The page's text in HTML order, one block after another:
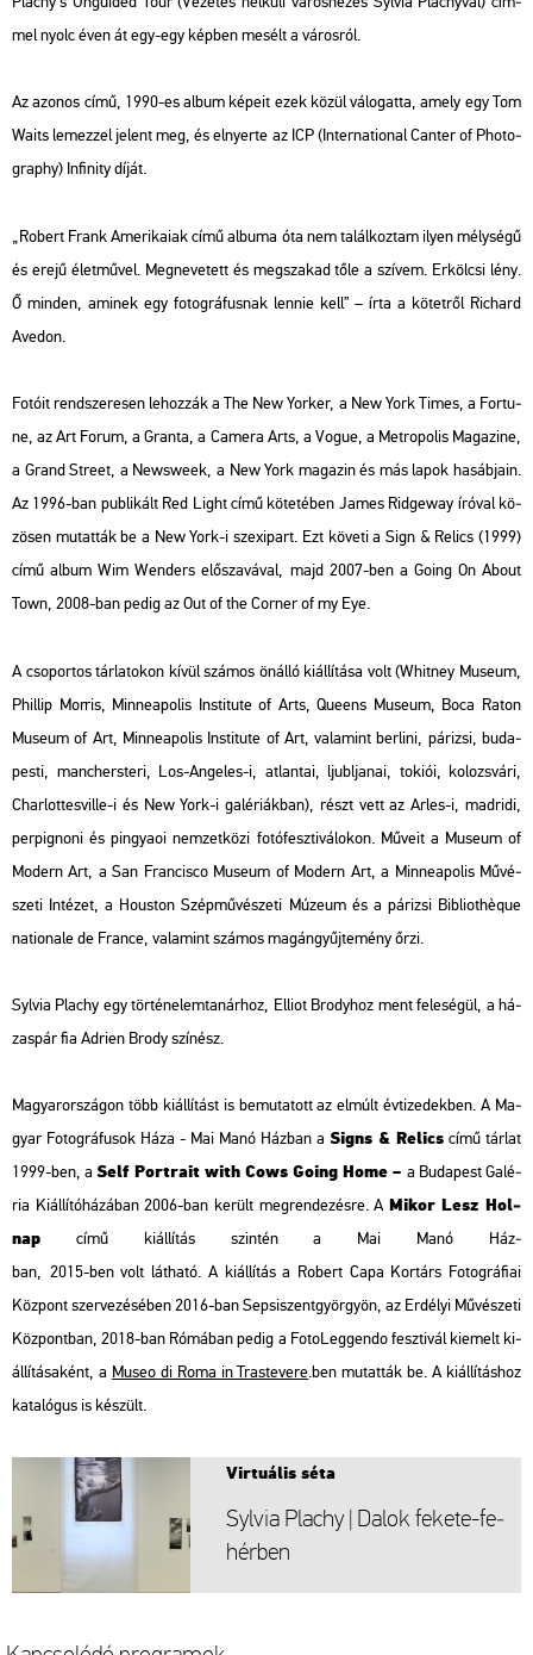
mel nyolc éven át egy-egy kép­ben me­sélt a vá­ros­ról.
Az azo­nos című, 1990-es album ké­pe­it ezek közül vá­lo­gat­ta, amely egy Tom
Waits le­mez­zel je­lent meg, és el­nyer­te az ICP (In­ter­na­ti­o­nal Can­ter of Pho­to­
gra­phy) In­fi­nity díját.
„Ro­bert FrankAme­ri­ka­i­akcímű al­bu­ma óta nem ta­lál­koz­tam ilyen mély­sé­gű
és erejű élet­mű­vel. Meg­ne­ve­tett és meg­sza­kad tőle a szí­vem. Er­köl­csi lény.
Ő min­den, ami­nek egy fo­tog­rá­fus­nak len­nie kell” – írta a kö­tet­ről Ri­chard
Ave­don.
Fo­tó­it rend­sze­re­sen le­hoz­zák a The New Yor­ker, a New York Times, a For­tu­
ne, az Art Forum, a Gran­ta, a Ca­me­ra Arts, a Vogue, a Met­ro­po­lis Ma­ga­zi­ne,
a Grand Street, a News­week, a New York ma­ga­zin és más lapok ha­sáb­ja­in.
Az 1996-ban pub­li­kált Red Lightcímű kö­te­té­ben James Ridge­way író­val kö­
zö­sen mu­tat­ták be a New York-i szex­ipart. Ezt kö­ve­ti a Sign & Re­lics (1999)
című album Wim Wen­ders elő­sza­vá­val, majd 2007-ben a Going On About
Town, 2008-ban pedig azOut of the Cor­ner of my Eye.
A cso­por­tos tár­la­to­kon kívül szá­mos ön­ál­ló ki­ál­lí­tá­sa volt (Whit­ney Mus­e­um,
Phil­lip Mor­ris, Min­nea­po­lis Ins­ti­tu­te of Arts, Qu­e­ens Mus­e­um, Boca Raton
Mus­e­um of Art, Min­nea­po­lis Ins­ti­tu­te of Art, va­la­mint ber­li­ni, pá­ri­zsi, bu­da­
pes­ti, man­cher­ste­ri, Los-An­ge­les-i, at­lan­tai, ljub­lja­nai, to­ki­ói, ko­lozs­vá­ri,
Char­lot­tes­vil­le-i és New York-i ga­lé­ri­ák­ban), részt vett az Arles-i, mad­ri­di,
perp­ig­no­ni és pin­gya­oi nem­zet­kö­zi fo­tó­fesz­ti­vá­lo­kon. Mű­ve­it a Mus­e­um of
Mo­dern Art, a San Fran­cis­co Mus­e­um of Mo­dern Art, a Min­nea­po­lis Mű­vé­
sze­ti In­té­zet, a Hous­ton Szép­mű­vé­sze­ti Mú­ze­um és a pá­ri­zsi Bib­li­othèque
na­ti­o­nale de France, va­la­mint szá­mos ma­gán­gyűj­te­mény őrzi.
Syl­via Plachy egy tör­té­ne­lem­ta­nár­hoz, El­li­ot Brody­hoz ment fe­le­sé­gül, a há­
zas­pár fia Ad­ri­en Brody szí­nész.
Ma­gyar­or­szá­gon több ki­ál­lí­tást is be­mu­ta­tott az el­múlt év­ti­ze­dek­ben. A Ma­
gyar Fo­tog­rá­fu­sok Háza - Mai Manó Ház­ban a Signs & Re­lics című tár­lat
1999-ben, aSelf Port­ra­it with Cows Going Home – a Bu­da­pest Ga­lé­
ria Ki­ál­lí­tó­há­zá­ban 2006-ban ke­rült meg­ren­de­zés­re. A Mikor Lesz Hol­
nap című ki­ál­lí­tás szin­tén a Mai Manó Ház­
ban, 2015-ben volt lát­ha­tó. A ki­ál­lí­tás a Ro­bert Capa Kor­társ Fo­tog­rá­fi­ai
Köz­pont szer­ve­zé­sé­ben 2016-ban Sep­si­szent­györ­gyön, az Er­dé­lyi Mű­vé­sze­ti
Köz­pont­ban, 2018-ban Ró­má­ban pedig a Fo­to­L­eg­gen­do fesz­ti­vál ki­emelt ki­
ál­lí­tá­sa­ként, a Museo di Roma in Tras­te­ve­re.ben mu­tat­ták be. A ki­ál­lí­tás­hoz
ka­ta­ló­gus is ké­szült.
Vir­tu­á­lis séta
Syl­via Plachy | Dalok fe­ke­te-fe­
hér­ben